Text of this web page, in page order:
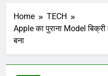
Home
TECH
Apple का पुराना Model बिक्री
बना